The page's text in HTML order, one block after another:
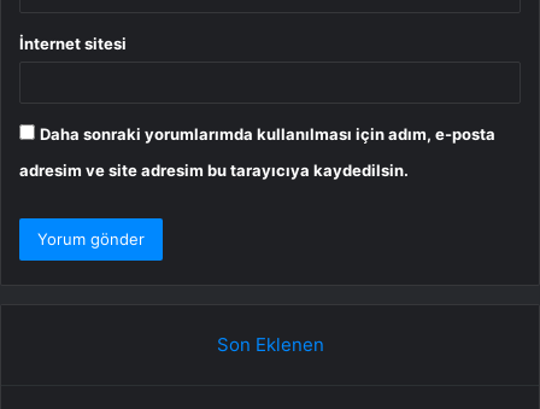
İnternet sitesi
Daha sonraki yorumlarımda kullanılması için adım, e-posta
adresim ve site adresim bu tarayıcıya kaydedilsin.
Son Eklenen